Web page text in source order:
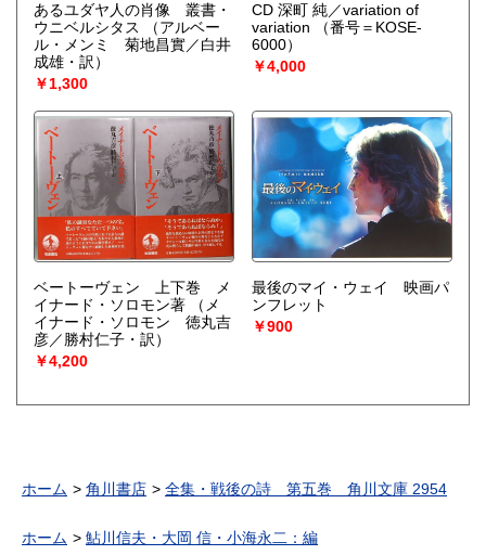
あるユダヤ人の肖像 叢書・
ウニベルシタス
（アルベー
ル・メンミ 菊地昌實／白井
成雄・訳）
￥1,300
CD 深町 純／variation of
variation
（番号＝KOSE-
6000）
￥4,000
ベートーヴェン 上下巻 メ
イナード・ソロモン著
（メ
イナード・ソロモン 徳丸吉
彦／勝村仁子・訳）
￥4,200
最後のマイ・ウェイ 映画パ
ンフレット
￥900
ホーム 角川書店 全集・戦後の詩 第五巻 角川文庫 2954
ホーム
鮎川信夫・大岡 信・小海永二：編